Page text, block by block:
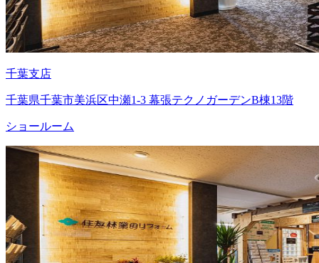
千葉支店
千葉県千葉市美浜区中瀬1-3 幕張テクノガーデンB棟13階
ショールーム